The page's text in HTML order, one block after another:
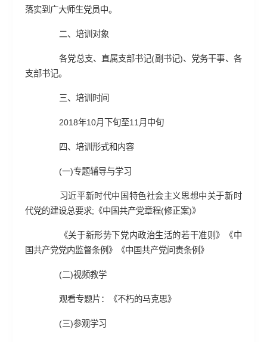
落实到广大师生党员中。
二、培训对象
各党总支、直属支部书记(副书记)、党务干事、各
支部书记。
三、培训时间
2018年10月下旬至11月中旬
四、培训形式和内容
(一)专题辅导与学习
习近平新时代中国特色社会主义思想中关于新时
代党的建设总要求;《中国共产党章程(修正案)》
《关于新形势下党内政治生活的若干准则》《中
国共产党党内监督条例》《中国共产党问责条例》
(二)视频教学
观看专题片：《不朽的马克思》
(三)参观学习